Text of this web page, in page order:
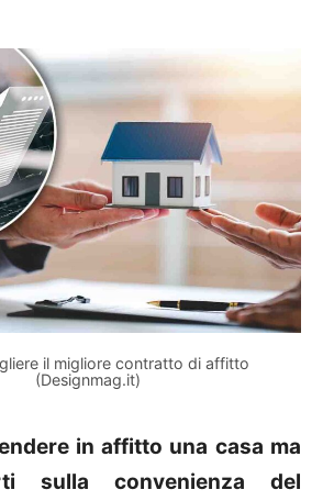
il migliore contratto di affitto
(Designmag.it)
in affitto una casa ma
sulla convenienza del